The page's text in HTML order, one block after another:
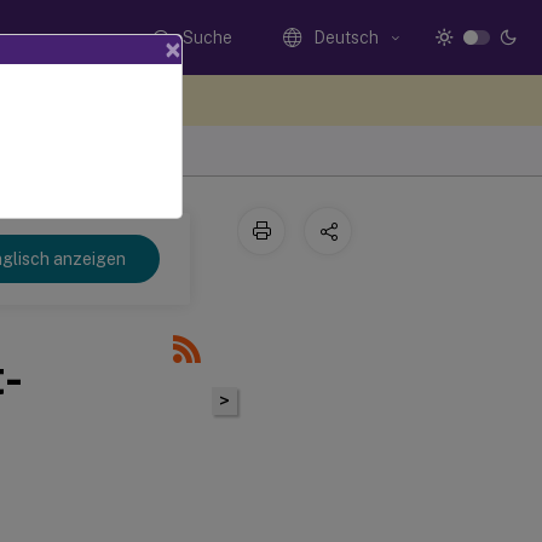
Suche Deutsch
anzeigen
>
×